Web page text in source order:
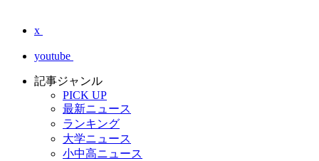
x
youtube
記事ジャンル
PICK UP
最新ニュース
ランキング
大学ニュース
小中高ニュース